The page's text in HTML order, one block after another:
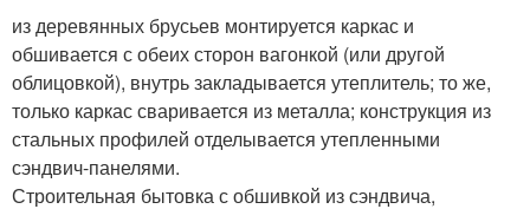
из деревянных брусьев монтируется каркас и
обшивается с обеих сторон вагонкой (или другой
облицовкой), внутрь закладывается утеплитель; то же,
только каркас сваривается из металла; конструкция из
стальных профилей отделывается утепленными
сэндвич-панелями.
Строительная бытовка с обшивкой из сэндвича,